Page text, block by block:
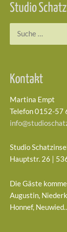
Studio
Kontakt
Martina Empt
Telefon 0152-57
Studio
Hauptstr. 26 |
Die Gäste
Augustin,
Honnef,